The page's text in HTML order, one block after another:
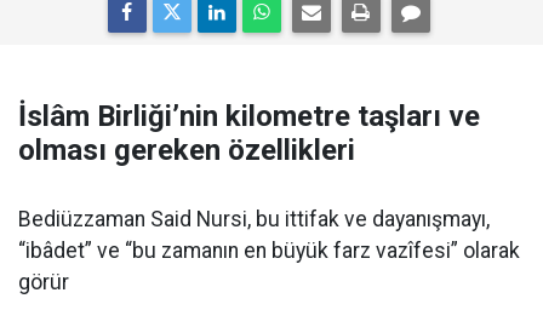
İslâm Birliği’nin kilometre taşları ve
olması gereken özellikleri
Bediüzzaman Said Nursi, bu ittifak ve dayanışmayı,
“ibâdet” ve “bu zamanın en büyük farz vazîfesi” olarak
görür